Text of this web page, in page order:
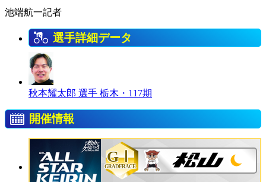
池端航一記者
選手詳細データ
秋本耀太郎 選手 栃木・117期
開催情報
GⅠ
GRADERACE